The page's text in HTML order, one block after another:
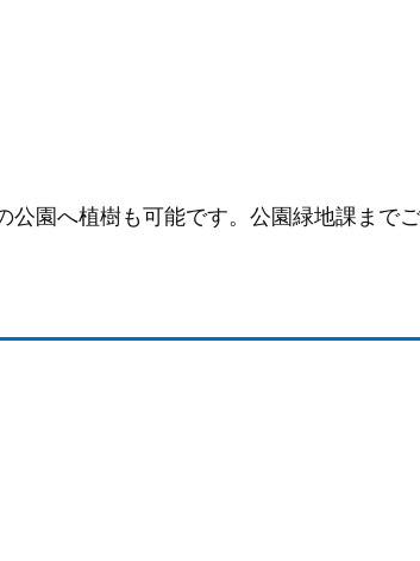
公園へ植樹も可能です。公園緑地課まで